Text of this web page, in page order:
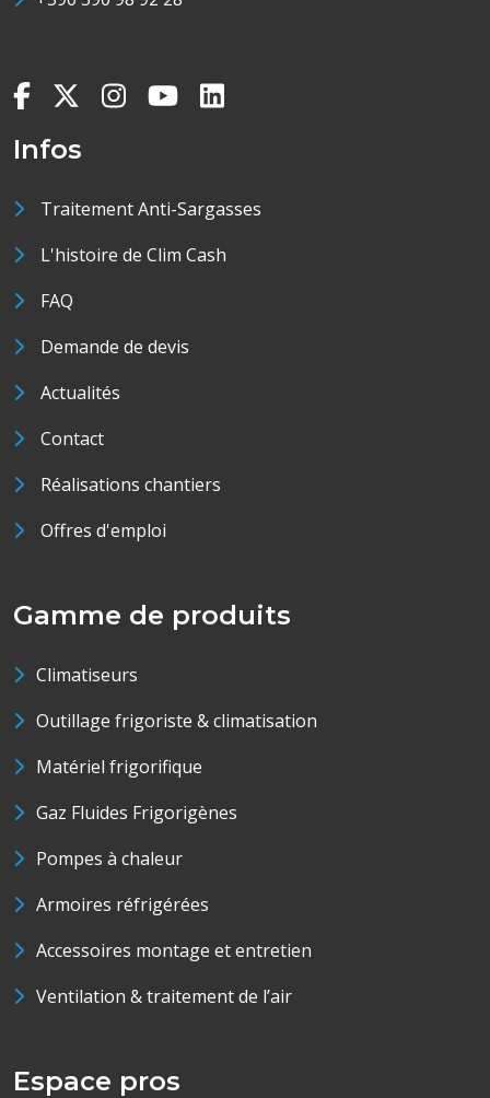
Infos
Traitement Anti-Sargasses
L'histoire de Clim Cash
FAQ
Demande de devis
Actualités
Contact
Réalisations chantiers
Offres d'emploi
Gamme de produits
Climatiseurs
Outillage frigoriste & climatisation
Matériel frigorifique
Gaz Fluides Frigorigènes
Pompes à chaleur
Armoires réfrigérées
Accessoires montage et entretien
Ventilation & traitement de l’air
Espace pros